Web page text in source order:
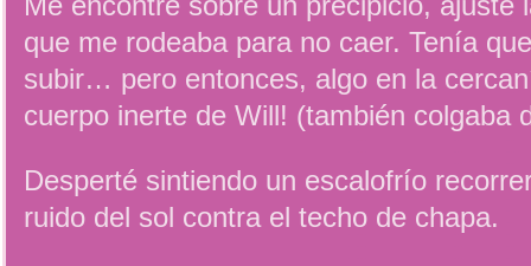
que me rodeaba para no caer. Tenía
subir… pero entonces, algo en la
cuerpo inerte de Will! (también colgaba
Desperté sintiendo un escalofrío
ruido del sol contra el techo de chapa.